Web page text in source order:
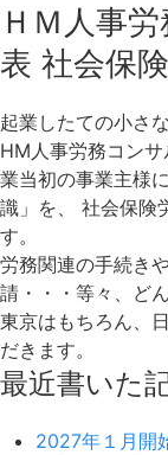
ＨＭ人事
表 社会保
起業したての小さ
HM人事労務コン
業当初の事業主様
識」を、 社会保険
す。
労務関連の手続き
請・・・等々、ど
東京はもちろん、
だきます。
最近書いた
2027年１月開